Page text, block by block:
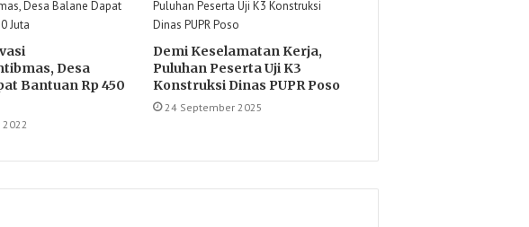
Desa
Bantuan Rp 450
Demi Keselamatan Kerja,
Puluhan Peserta Uji K3
Konstruksi Dinas PUPR Poso
24 September 2025